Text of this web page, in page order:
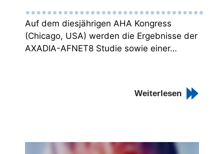
Auf dem diesjährigen AHA Kongress
(Chicago, USA) werden die Ergebnisse der
AXADIA-AFNET8 Studie sowie einer…
Weiterlesen